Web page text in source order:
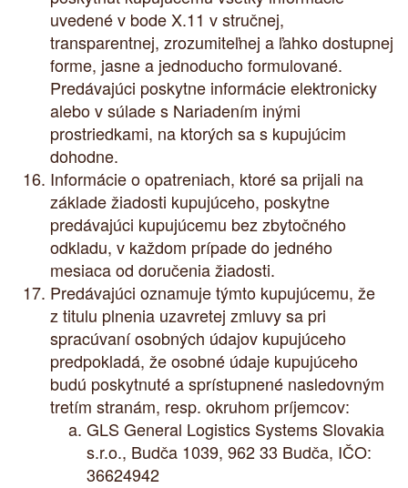
uvedené v bode X.11 v stručnej,
transparentnej, zrozumiteľnej a ľahko dostupnej
forme, jasne a jednoducho formulované.
Predávajúci poskytne informácie elektronicky
alebo v súlade s Nariadením inými
prostriedkami, na ktorých sa s kupujúcim
dohodne.
Informácie o opatreniach, ktoré sa prijali na
základe žiadosti kupujúceho, poskytne
predávajúci kupujúcemu bez zbytočného
odkladu, v každom prípade do jedného
mesiaca od doručenia žiadosti.
Predávajúci oznamuje týmto kupujúcemu, že
z titulu plnenia uzavretej zmluvy sa pri
spracúvaní osobných údajov kupujúceho
predpokladá, že osobné údaje kupujúceho
budú poskytnuté a sprístupnené nasledovným
tretím stranám, resp. okruhom príjemcov:
GLS General Logistics Systems Slovakia
s.r.o., Budča 1039, 962 33 Budča, IČO:
36624942